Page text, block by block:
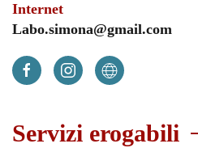
Internet
Labo.simona@gmail.com
Servizi erogabili